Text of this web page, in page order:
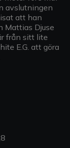
avslutningen
att han
Mattias Djuse
från sitt lite
E.G. att göra